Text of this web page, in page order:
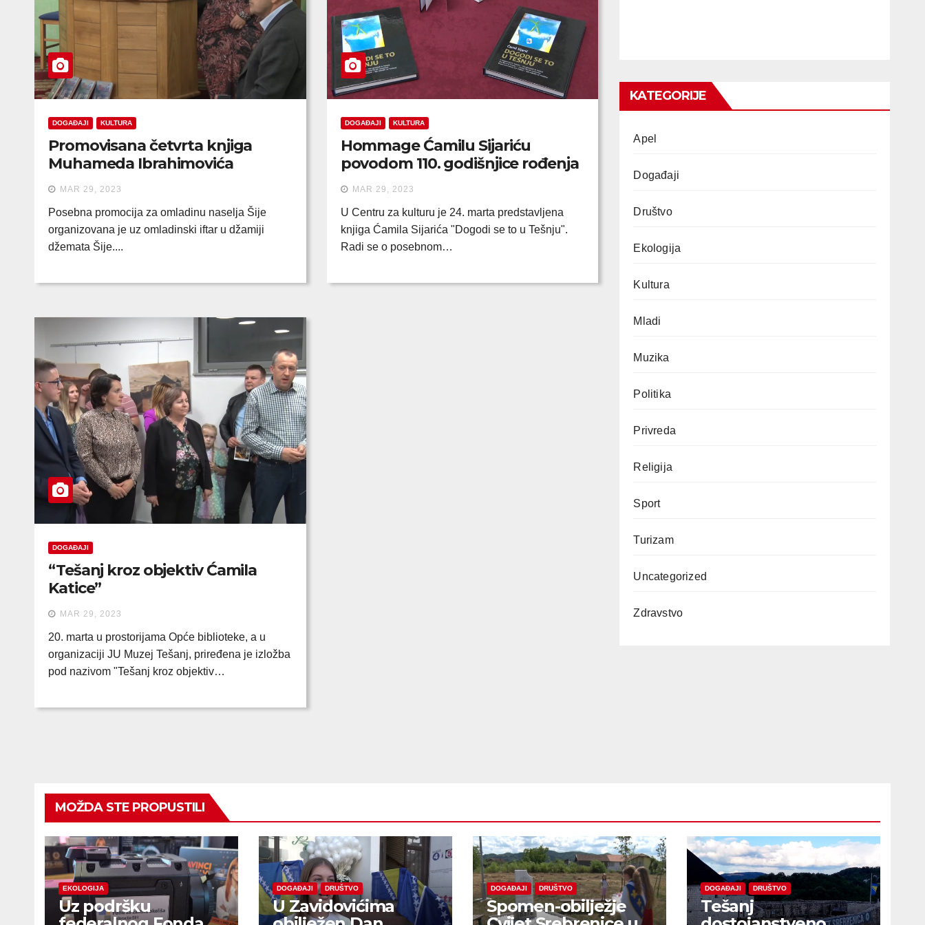
DOGAĐAJI KULTURA
Promovisana četvrta knjiga
Muhameda Ibrahimovića
MAR 29, 2023
Posebna promocija za omladinu naselja Šije
organizovana je uz omladinski iftar u džamiji
džemata Šije....
DOGAĐAJI KULTURA
Hommage Ćamilu Sijariću
povodom 110. godišnjice rođenja
MAR 29, 2023
U Centru za kulturu je 24. marta predstavljena
knjiga Ćamila Sijarića "Dogodi se to u Tešnju".
Radi se o posebnom…
DOGAĐAJI
“Tešanj kroz objektiv Ćamila
Katice”
MAR 29, 2023
20. marta u prostorijama Opće biblioteke, a u
organizaciji JU Muzej Tešanj, priređena je izložba
pod nazivom "Tešanj kroz objektiv…
KATEGORIJE
Apel
Događaji
Društvo
Ekologija
Kultura
Mladi
Muzika
Politika
Privreda
Religija
Sport
Turizam
Uncategorized
Zdravstvo
MOŽDA STE PROPUSTILI
EKOLOGIJA
Uz podršku
DOGAĐAJI DRUŠTVO
U Zavidovićima
DOGAĐAJI DRUŠTVO
Spomen-obilježje
DOGAĐAJI DRUŠTVO
Tešanj